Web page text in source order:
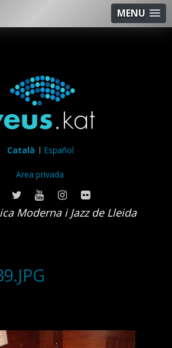
MENU
Català Español
Area privada
Moderna i Jazz de Lleida